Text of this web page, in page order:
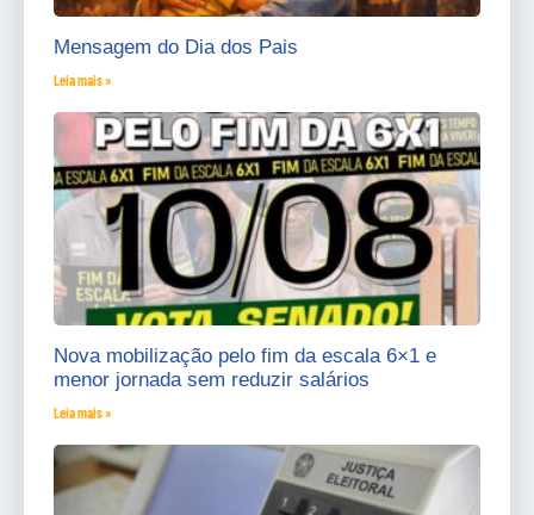
Mensagem do Dia dos Pais
Leia mais »
Nova mobilização pelo fim da escala 6×1 e
menor jornada sem reduzir salários
Leia mais »